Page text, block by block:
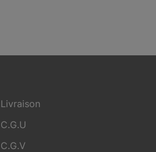
Livraison
C.G.U
C.G.V